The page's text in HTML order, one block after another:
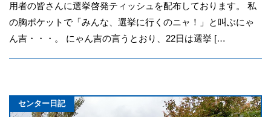
用者の皆さんに選挙啓発ティッシュを配布しております。 私
の胸ポケットで「みんな、選挙に行くのニャ！」と叫ぶにゃ
ん吉・・・。 にゃん吉の言うとおり、22日は選挙 […
センター日記